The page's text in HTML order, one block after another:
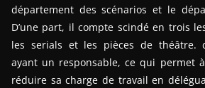
département des scénarios et le
D’une part, il compte scindé en trois
les serials et les pièces de théâtre.
ayant un responsable, ce qui permet
réduire sa charge de travail en